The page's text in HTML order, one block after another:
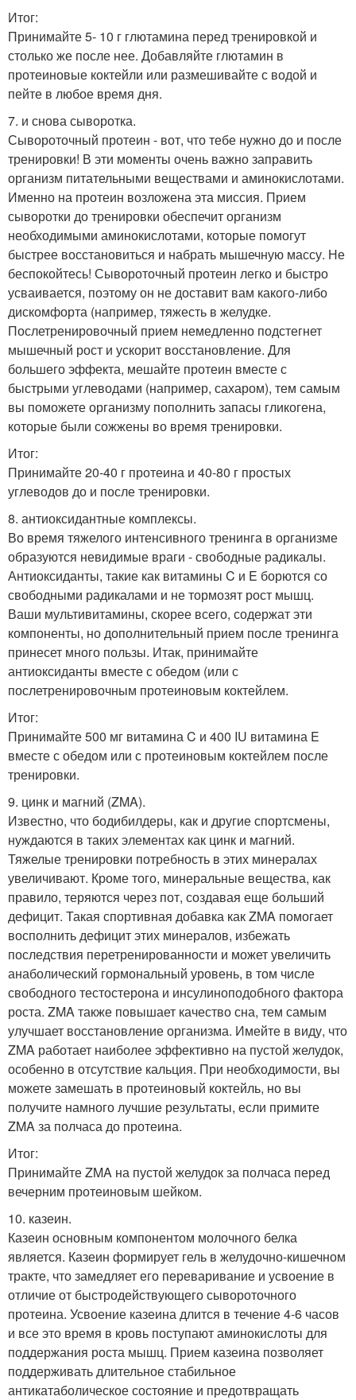
Итог:
Принимайте 5- 10 г глютамина перед тренировкой и
столько же после нее. Добавляйте глютамин в
протеиновые коктейли или размешивайте с водой и
пейте в любое время дня.
7. и снова сыворотка.
Сывороточный протеин - вот, что тебе нужно до и после
тренировки! В эти моменты очень важно заправить
организм питательными веществами и аминокислотами.
Именно на протеин возложена эта миссия. Прием
сыворотки до тренировки обеспечит организм
необходимыми аминокислотами, которые помогут
быстрее восстановиться и набрать мышечную массу. Не
беспокойтесь! Сывороточный протеин легко и быстро
усваивается, поэтому он не доставит вам какого-либо
дискомфорта (например, тяжесть в желудке.
Послетренировочный прием немедленно подстегнет
мышечный рост и ускорит восстановление. Для
большего эффекта, мешайте протеин вместе с
быстрыми углеводами (например, сахаром), тем самым
вы поможете организму пополнить запасы гликогена,
которые были сожжены во время тренировки.
Итог:
Принимайте 20-40 г протеина и 40-80 г простых
углеводов до и после тренировки.
8. антиоксидантные комплексы.
Во время тяжелого интенсивного тренинга в организме
образуются невидимые враги - свободные радикалы.
Антиоксиданты, такие как витамины C и E борются со
свободными радикалами и не тормозят рост мышц.
Ваши мультивитамины, скорее всего, содержат эти
компоненты, но дополнительный прием после тренинга
принесет много пользы. Итак, принимайте
антиоксиданты вместе с обедом (или с
послетренировочным протеиновым коктейлем.
Итог:
Принимайте 500 мг витамина C и 400 IU витамина E
вместе с обедом или с протеиновым коктейлем после
тренировки.
9. цинк и магний (ZMA).
Известно, что бодибилдеры, как и другие спортсмены,
нуждаются в таких элементах как цинк и магний.
Тяжелые тренировки потребность в этих минералах
увеличивают. Кроме того, минеральные вещества, как
правило, теряются через пот, создавая еще больший
дефицит. Такая спортивная добавка как ZMA помогает
восполнить дефицит этих минералов, избежать
последствия перетренированности и может увеличить
анаболический гормональный уровень, в том числе
свободного тестостерона и инсулиноподобного фактора
роста. ZMA также повышает качество сна, тем самым
улучшает восстановление организма. Имейте в виду, что
ZMA работает наиболее эффективно на пустой желудок,
особенно в отсутствие кальция. При необходимости, вы
можете замешать в протеиновый коктейль, но вы
получите намного лучшие результаты, если примите
ZMA за полчаса до протеина.
Итог:
Принимайте ZMA на пустой желудок за полчаса перед
вечерним протеиновым шейком.
10. казеин.
Казеин основным компонентом молочного белка
является. Казеин формирует гель в желудочно-кишечном
тракте, что замедляет его переваривание и усвоение в
отличие от быстродействующего сывороточного
протеина. Усвоение казеина длится в течение 4-6 часов
и все это время в кровь поступают аминокислоты для
поддержания роста мышц. Прием казеина позволяет
поддерживать длительное стабильное
антикатаболическое состояние и предотвращать